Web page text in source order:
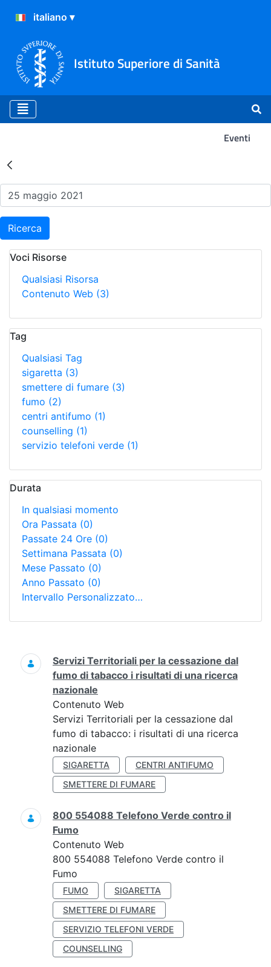
Istituto Superiore di Sanità
Eventi
Risultati della Ricerca -
Ricerca
Voci Risorse
Qualsiasi Risorsa
Contenuto Web (3)
Tag
Qualsiasi Tag
sigaretta (3)
smettere di fumare (3)
fumo (2)
centri antifumo (1)
counselling (1)
servizio telefoni verde (1)
Durata
In qualsiasi momento
Ora Passata (0)
Passate 24 Ore (0)
Settimana Passata (0)
Mese Passato (0)
Anno Passato (0)
Intervallo Personalizzato…
Ricerca
Servizi Territoriali per la cessazione dal
fumo di tabacco i risultati di una ricerca
nazionale
Contenuto Web
Servizi Territoriali per la cessazione dal
fumo di tabacco: i risultati di una ricerca
nazionale
SIGARETTA
CENTRI ANTIFUMO
SMETTERE DI FUMARE
800 554088 Telefono Verde contro il
Fumo
Contenuto Web
800 554088 Telefono Verde contro il
Fumo
FUMO
SIGARETTA
SMETTERE DI FUMARE
SERVIZIO TELEFONI VERDE
COUNSELLING